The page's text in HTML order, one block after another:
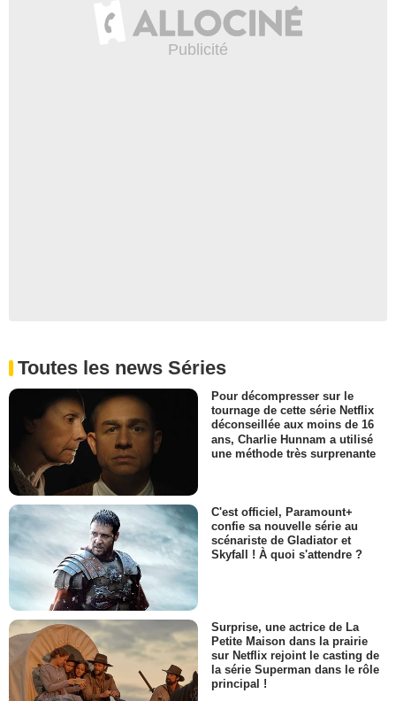
Toutes les news Séries
Pour décompresser sur le
tournage de cette série Netflix
déconseillée aux moins de 16
ans, Charlie Hunnam a utilisé
une méthode très surprenante
C'est officiel, Paramount+
confie sa nouvelle série au
scénariste de Gladiator et
Skyfall ! À quoi s'attendre ?
Surprise, une actrice de La
Petite Maison dans la prairie
sur Netflix rejoint le casting de
la série Superman dans le rôle
principal !